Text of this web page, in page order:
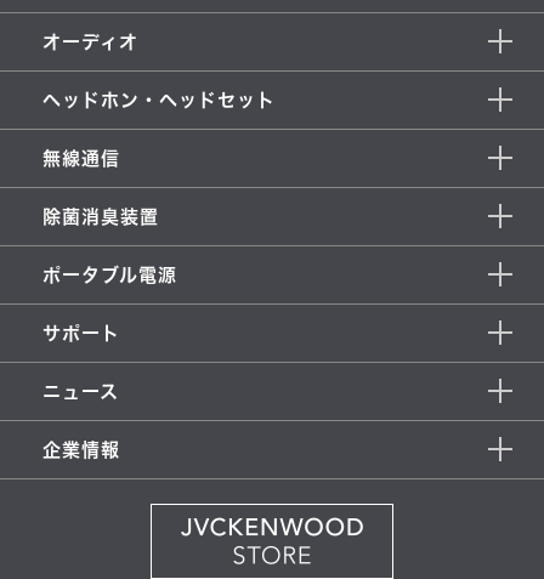
オーディオ
ヘッドホン・ヘッドセット
無線通信
除菌消臭装置
ポータブル電源
サポート
ニュース
企業情報